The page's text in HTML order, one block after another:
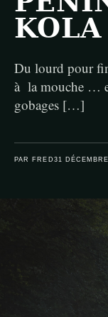
KOLA
Du lourd pour
à la mouche …
gobages […]
PAR FRED 31 DÉCEMBRE